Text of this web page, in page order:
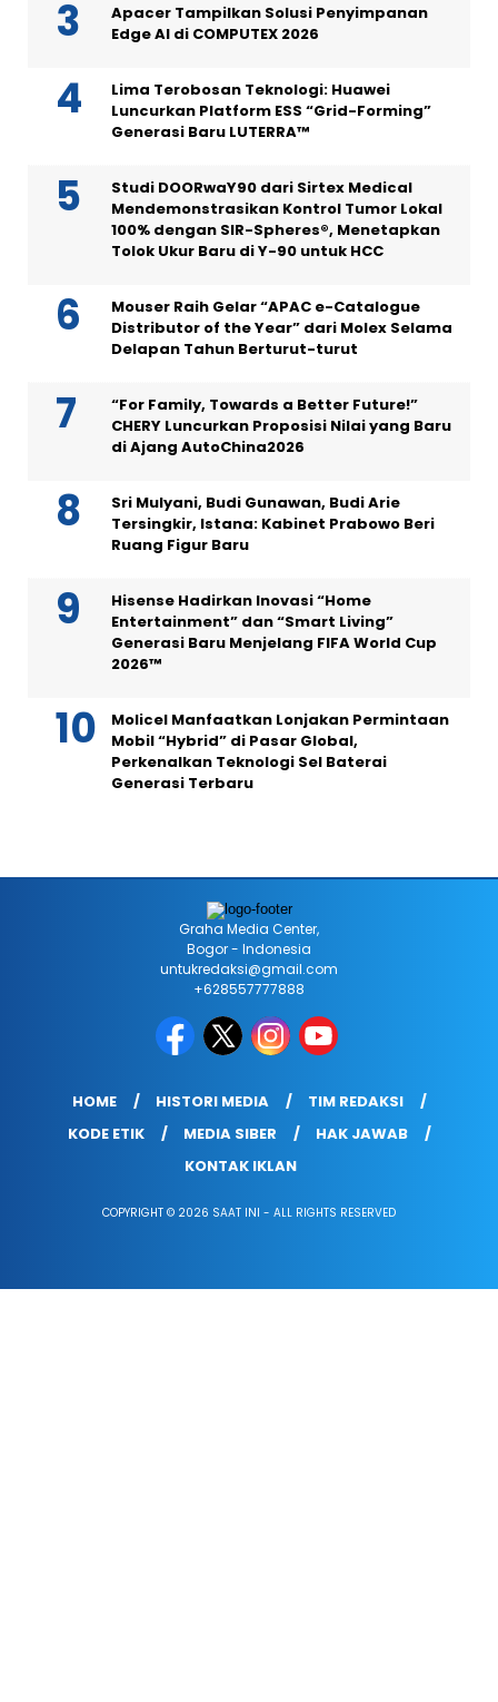
Apacer Tampilkan Solusi Penyimpanan
Edge AI di COMPUTEX 2026
Lima Terobosan Teknologi: Huawei
Luncurkan Platform ESS “Grid-Forming”
Generasi Baru LUTERRA™
Studi DOORwaY90 dari Sirtex Medical
Mendemonstrasikan Kontrol Tumor Lokal
100% dengan SIR-Spheres®, Menetapkan
Tolok Ukur Baru di Y-90 untuk HCC
Mouser Raih Gelar “APAC e-Catalogue
Distributor of the Year” dari Molex Selama
Delapan Tahun Berturut-turut
“For Family, Towards a Better Future!”
CHERY Luncurkan Proposisi Nilai yang Baru
di Ajang AutoChina2026
Sri Mulyani, Budi Gunawan, Budi Arie
Tersingkir, Istana: Kabinet Prabowo Beri
Ruang Figur Baru
Hisense Hadirkan Inovasi “Home
Entertainment” dan “Smart Living”
Generasi Baru Menjelang FIFA World Cup
2026™
Molicel Manfaatkan Lonjakan Permintaan
Mobil “Hybrid” di Pasar Global,
Perkenalkan Teknologi Sel Baterai
Generasi Terbaru
Graha Media Center,
Bogor - Indonesia
untukredaksi@gmail.com
+628557777888
HOME HISTORI MEDIA
TIM REDAKSI
KODE ETIK
MEDIA SIBER
HAK JAWAB
KONTAK IKLAN
COPYRIGHT © 2026 SAAT INI - ALL RIGHTS RESERVED